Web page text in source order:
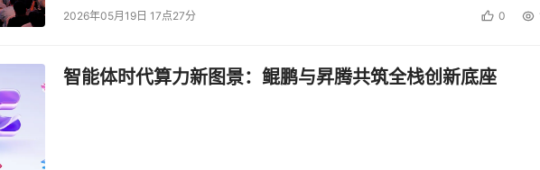
2026年05月19日 17点27分 0
智能体时代算力新图景：鲲鹏与昇腾共筑全栈创新底座